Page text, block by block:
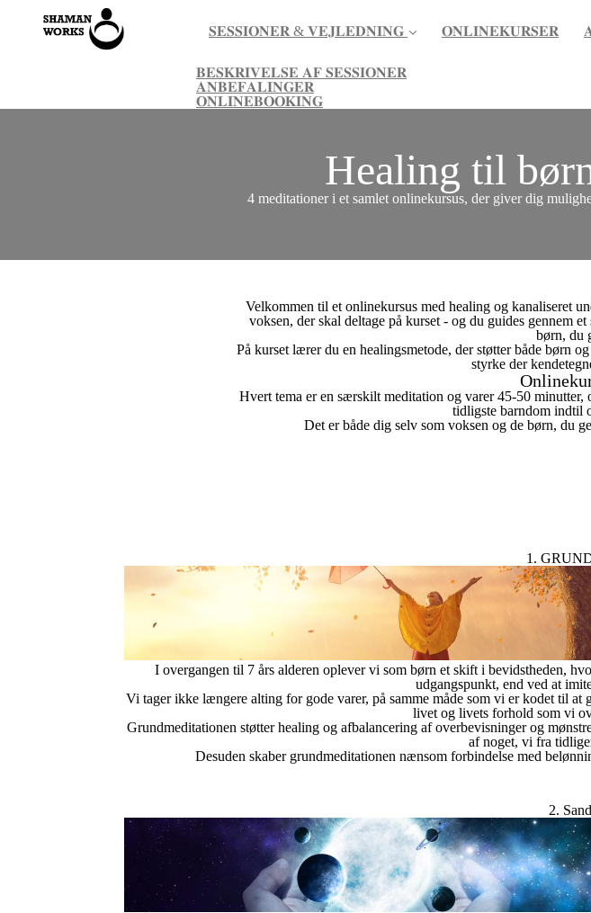
𝐒𝐄𝐒𝐒𝐈𝐎𝐍𝐄𝐑 & 𝐕𝐄𝐉𝐋𝐄𝐃𝐍𝐈𝐍𝐆
𝐁𝐄𝐒𝐊𝐑𝐈𝐕𝐄𝐋𝐒𝐄 𝐀𝐅 𝐒𝐄𝐒𝐒𝐈𝐎𝐍𝐄𝐑
𝐀𝐍𝐁𝐄𝐅𝐀𝐋𝐈𝐍𝐆𝐄𝐑
𝐎𝐍𝐋𝐈𝐍𝐄𝐁𝐎𝐎𝐊𝐈𝐍𝐆
𝐎𝐍𝐋𝐈𝐍𝐄𝐊𝐔𝐑𝐒𝐄𝐑
Healing til
4 meditationer i et samlet onlinekursus, der giver dig
Velkommen til et onlinekursus med healing og kanaliseret
voksen, der skal deltage på kurset - og du guides gennem
børn, du
På kurset lærer du en healingsmetode, der støtter både børn
styrke der
Hvert tema er en særskilt meditation og varer 45-50 minutter,
tidligste barndom indtil
Det er både dig selv som voksen og de børn, du
1.
I overgangen til 7 års alderen oplever vi som børn et skift i bevidstheden,
udgangspunkt, end ved at
Vi tager ikke længere alting for gode varer, på samme måde som vi er kodet til
livet og livets forhold som vi
Grundmeditationen støtter healing og afbalancering af overbevisninger og
af noget, vi fra
Desuden skaber grundmeditationen nænsom forbindelse med
2.